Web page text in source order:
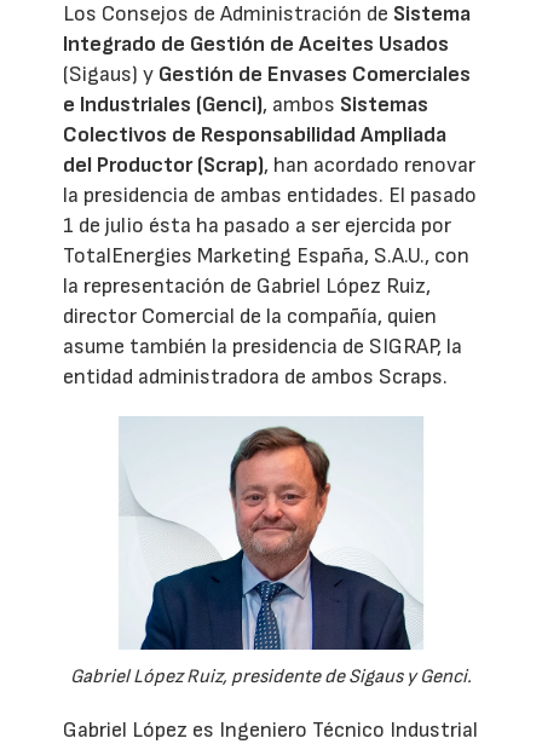
Los Consejos de Administración de Sistema
Integrado de Gestión de Aceites Usados
(Sigaus) y Gestión de Envases Comerciales
e Industriales (Genci), ambos Sistemas
Colectivos de Responsabilidad Ampliada
del Productor (Scrap), han acordado renovar
la presidencia de ambas entidades. El pasado
1 de julio ésta ha pasado a ser ejercida por
TotalEnergies Marketing España, S.A.U., con
la representación de Gabriel López Ruiz,
director Comercial de la compañía, quien
asume también la presidencia de SIGRAP, la
entidad administradora de ambos Scraps.
Gabriel López Ruiz, presidente de Sigaus y Genci.
Gabriel López es Ingeniero Técnico Industrial